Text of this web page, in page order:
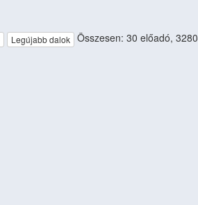
Legújabb dalok Összesen: 30 előadó,